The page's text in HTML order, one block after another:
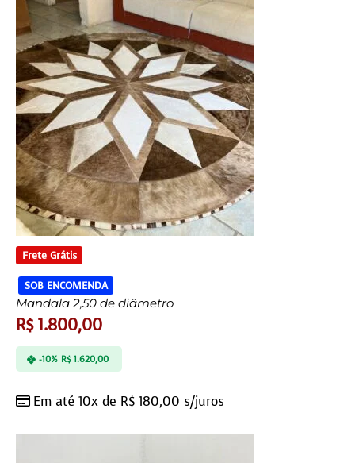
Frete Grátis
SOB ENCOMENDA
Mandala 2,50 de diâmetro
R$1.800,00
Em até 10x de R$ 180,00 s/juros
-10% R$1.620,00